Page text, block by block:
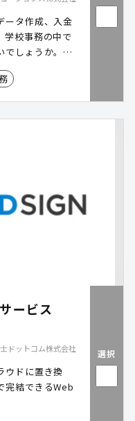
ータ作成、入金
校事務の中で
しょうか。
、これらの業
スです。現金
ービス
ドットコム株式会社
ウドに置き換
完結できるWeb
選択